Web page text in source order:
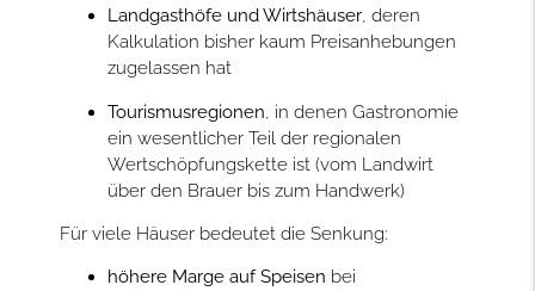
Landgasthöfe und Wirtshäuser, deren
Kalkulation bisher kaum Preisanhebungen
zugelassen hat
Tourismusregionen , in denen Gastronomie
ein wesentlicher Teil der regionalen
Wertschöpfungskette ist (vom Landwirt
über den Brauer bis zum Handwerk)
Für viele Häuser bedeutet die Senkung:
höhere Marge auf Speisen bei